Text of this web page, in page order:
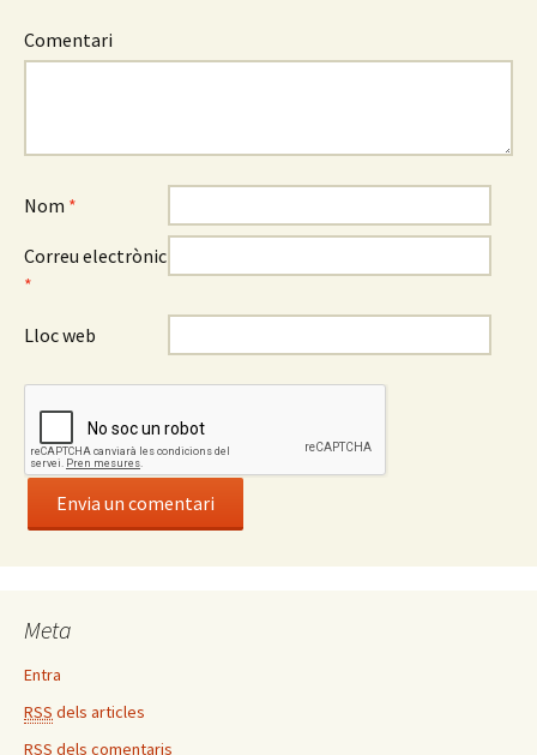
Comentari
Nom *
Correu electrònic
*
Lloc web
Meta
Entra
RSS dels articles
RSS dels comentaris